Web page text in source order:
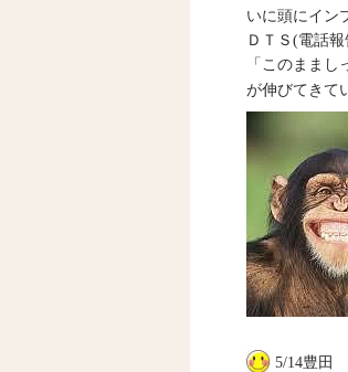
いに頭にイン
ＤＴＳ(電話
「このまま
が伸びてきて
5/14豊田